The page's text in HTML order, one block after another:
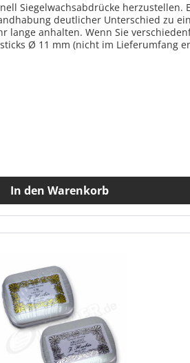
Siegelwachsabdrücke
deutlicher Unterschied zu
anhalten. Wenn Sie
In den Warenkorb